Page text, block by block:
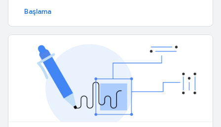
Başlama